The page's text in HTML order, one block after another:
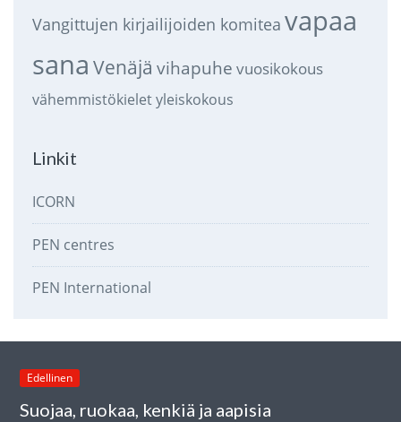
Vangittujen kirjailijoiden komitea vapaa
sana Venäjä vihapuhe vuosikokous
vähemmistökieletyleiskokous
Linkit
ICORN
PEN centres
PEN International
Edellinen
Suojaa, ruokaa, kenkiä ja aapisia